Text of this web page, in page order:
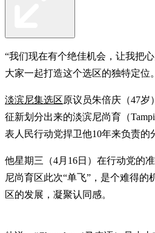
“我们现在有个绝佳机会，让我把
大家一起打造这个选区的独特定位
淡滨尼集选区原议员朱倍庆（47岁
征新划分出来的淡滨尼尚育（
表人民行动党捍卫他10年来负责的
他星期三（4月16日）在行动党的
尼尚育区此次“单飞”，是个难得的
区的发展，凝聚认同感。